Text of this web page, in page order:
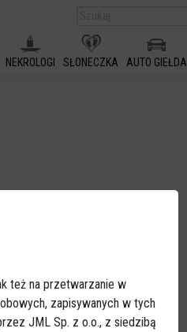
NEKROLOGI SŁONECZKA AUTO GIEŁDA
też na przetwarzanie w
zapisywanych w tych
JML Sp. z o.o., z siedzibą